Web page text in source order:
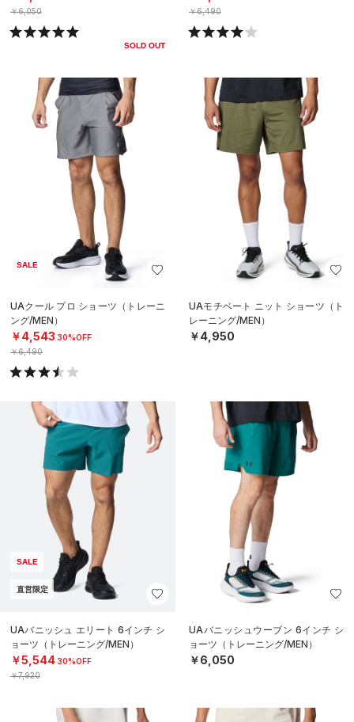
￥6,050
SOLD OUT
￥6,490
SALE
UAクール プロ ショーツ（トレーニ
ング/MEN）
￥4,543 30%OFF
￥6,490
UAモチベート ニット ショーツ（ト
レーニング/MEN）
￥4,950
SALE
直営限定
UAバニッシュ エリート 6インチ シ
ョーツ（トレーニング/MEN）
￥5,54430%OFF
￥7,920
UAバニッシュウーブン 6インチ シ
ョーツ（トレーニング/MEN）
￥6,050